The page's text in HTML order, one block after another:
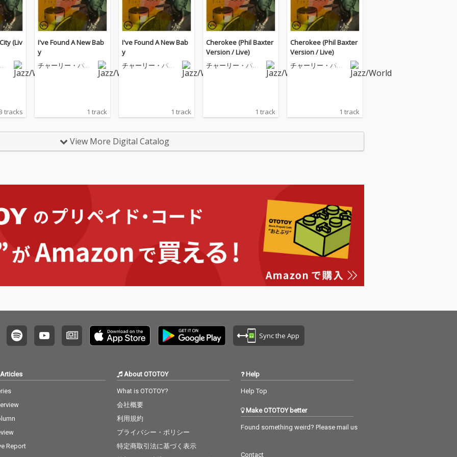
(Liv
tracks
I've Found A New Bab
y
チャーリー・パー
1 track
I've Found A New Bab
y
チャーリー・パー
1 track
Cherokee (Phil Baxter
Version / Live)
チャーリー・パー
1 track
Cherokee (Phil Baxter
Version / Live)
チャーリー・パー
1 track
View More Digital Catalog
Sync the App
Report
About OTOTOY
What is OTOTOY?
会社概要
利用規約
プライバシー・ポリシー
特定商取引法に基づく表示
Help
Help Top
Make OTOTOY better
Found something weird? Please mail us
Contact